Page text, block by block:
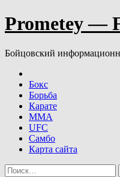
Skip
to
Prometey —
Бойцовский
Бокс
Борьба
Карате
ММА
UFC
Самбо
Карта сайта
Найти: